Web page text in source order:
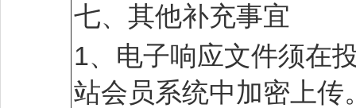
七、其他补充事宜
1、电子响应文件须在
站会员系统中加密上传